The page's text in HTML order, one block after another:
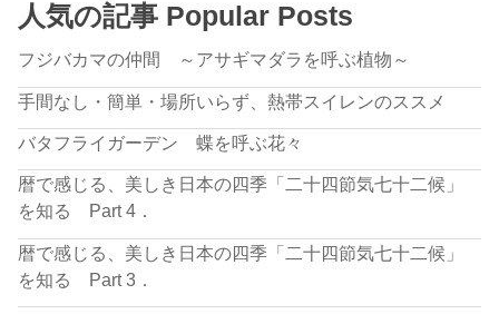
人気の記事 Popular Posts
フジバカマの仲間 ～アサギマダラを呼ぶ植物～
手間なし・簡単・場所いらず、熱帯スイレンのススメ
バタフライガーデン 蝶を呼ぶ花々
暦で感じる、美しき日本の四季「二十四節気七十二候」
を知る Part 4．
暦で感じる、美しき日本の四季「二十四節気七十二候」
を知る Part 3．